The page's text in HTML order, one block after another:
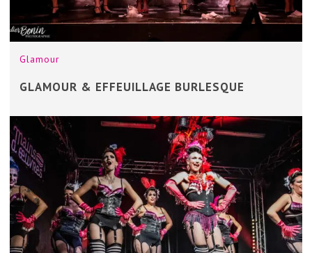
Glamour
GLAMOUR & EFFEUILLAGE BURLESQUE